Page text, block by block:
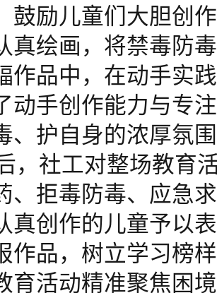
鼓励儿童们大胆创
真绘画，将禁毒防
作品中，在动手实
动手创作能力与专
、护自身的浓厚氛
，社工对整场教育
、拒毒防毒、应急
真创作的儿童予以
作品，树立学习榜
育活动精准聚焦困